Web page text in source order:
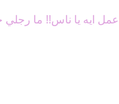
ايه يا ناس!! ما